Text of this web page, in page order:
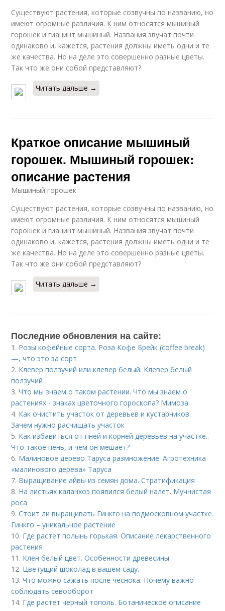
Существуют растения, которые созвучны по названию, но
имеют огромные различия. К ним относятся мышиный
горошек и гиацинт мышиный. Названия звучат почти
одинаково и, кажется, растения должны иметь одни и те
же качества. Но на деле это совершенно разные цветы.
Так что же они собой представляют?
Читать дальше →
Краткое описание мышиный
горошек. Мышиный горошек:
описание растения
Мышиный горошек
Существуют растения, которые созвучны по названию, но
имеют огромные различия. К ним относятся мышиный
горошек и гиацинт мышиный. Названия звучат почти
одинаково и, кажется, растения должны иметь одни и те
же качества. Но на деле это совершенно разные цветы.
Так что же они собой представляют?
Читать дальше →
Последние обновления на сайте:
1. Розы кофейные сорта. Роза Кофе Брейк (coffee break)
—, что это за сорт
2. Клевер ползучий или клевер белый. Клевер белый
ползучий
3.Что мы знаем о таком растении. Что мы знаем о
растениях - знаках цветочного гороскопа? Мимоза
4. Как очистить участок от деревьев и кустарников.
Зачем нужно расчищать участок
5. Как избавиться от пней и корней деревьев на участке..
Что такое пень, и чем он мешает?
6. Малиновое дерево Таруса размножение. Агротехника
«малинового дерева» Таруса
7. Выращивание айвы из семян дома. Стратификация
8. На листьях каланхоэ появился белый налет. Мучнистая
роса
9.Стоит ли выращивать Гинкго на подмосковном участке.
Гинкго – уникальное растение
10. Где растет полынь горькая. Описание лекарственного
растения
11. Клен белый цвет. Особенности древесины
12. Цветущий шоколад в вашем саду.
13.Что можно сажать после чеснока. Почему важно
соблюдать севооборот
14. Где растет черный тополь. Ботаническое описание